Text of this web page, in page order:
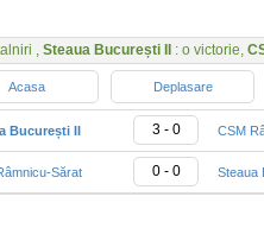
, Steaua București II : o victorie,
Acasa Deplasare
București II 3 - 0 CSM
Sărat 0 - 0 Steaua